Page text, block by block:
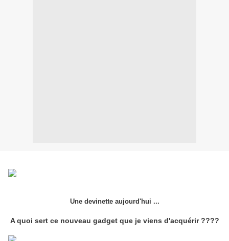
Une devinette aujourd'hui ...
A quoi sert ce nouveau gadget que je viens d'acquérir ????